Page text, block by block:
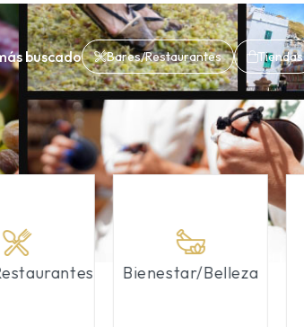
buscado Bares/Restaurantes Tiendas
Mantenimiento